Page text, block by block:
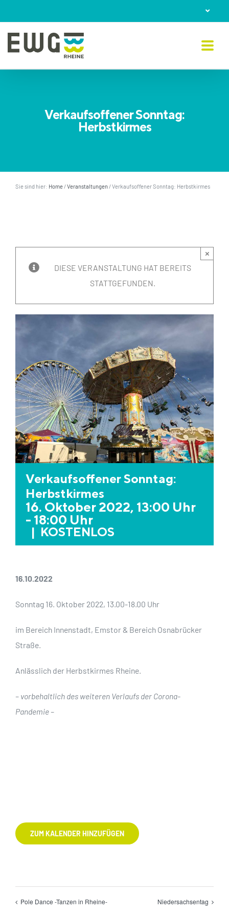
to
content
Verkaufsoffener Sonntag:
Herbstkirmes
Sie sind hier: Home/Veranstaltungen/Verkaufsoffener Sonntag: Herbstkirmes
DIESE VERANSTALTUNG HAT BEREITS
STATTGEFUNDEN.
×
Verkaufsoffener Sonntag:
Herbstkirmes
16. Oktober 2022, 13:00 Uhr
- 18:00 Uhr
| KOSTENLOS
16.10.2022
Sonntag 16. Oktober 2022, 13.00-18.00 Uhr
im Bereich Innenstadt, Emstor & Bereich Osnabrücker
Straße.
Anlässlich der Herbstkirmes Rheine.
– vorbehaltlich des weiteren Verlaufs der Corona-
Pandemie –
ZUM KALENDER HINZUFÜGEN
Pole Dance -Tanzen in Rheine- Niedersachsentag